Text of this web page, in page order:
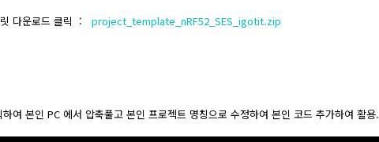
다운로드 클릭 : project_template_nRF52_SES_igotit.zip
여 본인 PC 에서 압축풀고 본인 프로젝트 명칭으로 수정하여 본인 코드 추가하여 활용.